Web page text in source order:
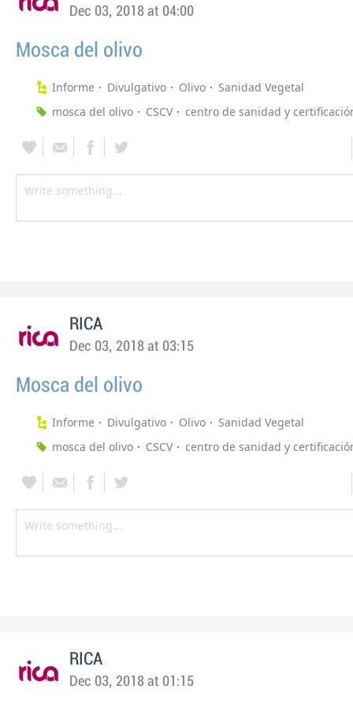
Dec 03, 2018 at 04:00
Mosca del olivo
Informe Divulgativo Olivo
Sanidad Vegetal
mosca del olivo
CSCV centro de sanidad y
RICA
Dec 03, 2018 at 03:15
Mosca del olivo
Informe Divulgativo Olivo
Sanidad Vegetal
mosca del olivo
CSCV centro de sanidad y
RICA
Dec 03, 2018 at 01:15